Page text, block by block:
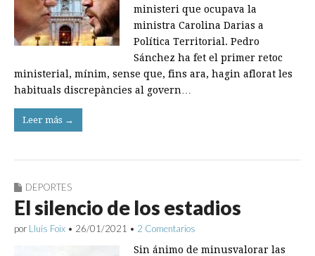
ministeri que ocupava la
ministra Carolina Darias a
Política Territorial. Pedro
Sánchez ha fet el primer retoc
ministerial, mínim, sense que, fins ara, hagin aflorat les
habituals discrepàncies al govern…
Leer más →
DEPORTES
El silencio de los estadios
por Lluís Foix • 26/01/2021 • 2 Comentarios
Sin ánimo de minusvalorar las